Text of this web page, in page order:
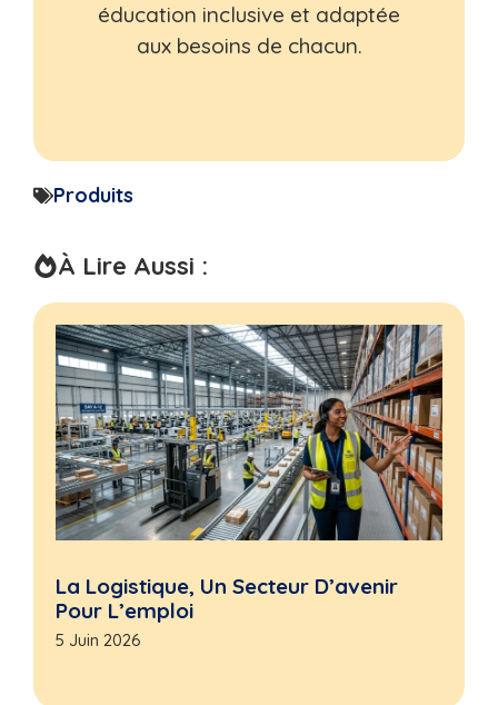
éducation inclusive et adaptée
aux besoins de chacun.
Produits
À Lire Aussi :
La Logistique, Un Secteur D’avenir
Pour L’emploi
5 Juin 2026